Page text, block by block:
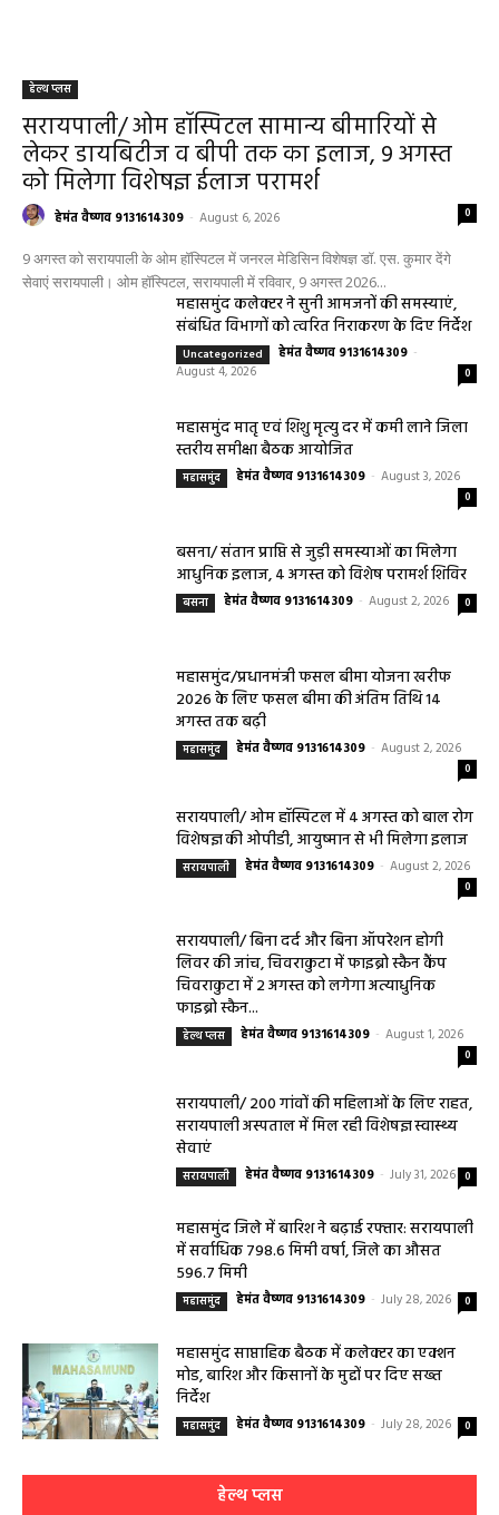
हेल्थ प्लस
सरायपाली/ ओम हॉस्पिटल सामान्य बीमारियों से
लेकर डायबिटीज व बीपी तक का इलाज, 9 अगस्त
को मिलेगा विशेषज्ञ ईलाज परामर्श
हेमंत वैष्णव 9131614309 - August 6, 2026 0
9 अगस्त को सरायपाली के ओम हॉस्पिटल में जनरल मेडिसिन विशेषज्ञ डॉ. एस. कुमार देंगे
सेवाएं सरायपाली। ओम हॉस्पिटल, सरायपाली में रविवार, 9 अगस्त 2026...
महासमुंद कलेक्टर ने सुनी आमजनों की समस्याएं,
संबंधित विभागों को त्वरित निराकरण के दिए निर्देश
Uncategorized हेमंत वैष्णव 9131614309 -
August 4, 2026
0
महासमुंद मातृ एवं शिशु मृत्यु दर में कमी लाने जिला
स्तरीय समीक्षा बैठक आयोजित
महासमुंद हेमंत वैष्णव 9131614309 - August 3, 2026
0
बसना/ संतान प्राप्ति से जुड़ी समस्याओं का मिलेगा
आधुनिक इलाज, 4 अगस्त को विशेष परामर्श शिविर
बसना हेमंत वैष्णव 9131614309 - August 2, 2026 0
महासमुंद/प्रधानमंत्री फसल बीमा योजना खरीफ
2026 के लिए फसल बीमा की अंतिम तिथि 14
अगस्त तक बढ़ी
महासमुंद हेमंत वैष्णव 9131614309 - August 2, 2026
0
सरायपाली/ ओम हॉस्पिटल में 4 अगस्त को बाल रोग
विशेषज्ञ की ओपीडी, आयुष्मान से भी मिलेगा इलाज
सरायपाली हेमंत वैष्णव 9131614309 - August 2, 2026
0
सरायपाली/ बिना दर्द और बिना ऑपरेशन होगी
लिवर की जांच, चिवराकुटा में फाइब्रो स्कैन कैंप
चिवराकुटा में 2 अगस्त को लगेगा अत्याधुनिक
फाइब्रो स्कैन...
हेल्थ प्लस हेमंत वैष्णव 9131614309 - August 1, 2026
0
सरायपाली/ 200 गांवों की महिलाओं के लिए राहत,
सरायपाली अस्पताल में मिल रही विशेषज्ञ स्वास्थ्य
सेवाएं
सरायपाली हेमंत वैष्णव 9131614309 - July 31, 2026 0
महासमुंद जिले में बारिश ने बढ़ाई रफ्तार: सरायपाली
में सर्वाधिक 798.6 मिमी वर्षा, जिले का औसत
596.7 मिमी
महासमुंद हेमंत वैष्णव 9131614309 - July 28, 2026 0
महासमुंद साप्ताहिक बैठक में कलेक्टर का एक्शन
मोड, बारिश और किसानों के मुद्दों पर दिए सख्त
निर्देश
महासमुंद हेमंत वैष्णव 9131614309 - July 28, 2026 0
हेल्थ प्लस